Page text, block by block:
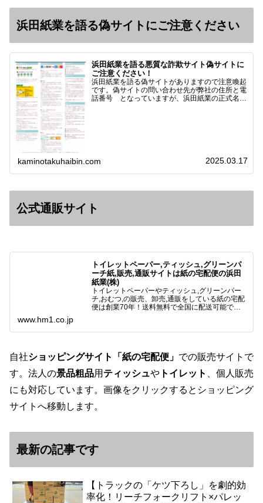
浜田紙業を語る偽サイトにご注意ください
浜田紙業を語る悪質な詐欺サイト偽サイトに
ご注意ください！
浜田紙業を語る偽サイトがありますので注意喚起
です。偽サイトの問い合わせ先が弊社の住所と電
話番号 となっていますが、浜田紙業の正式名称
kaminotakuhaibin.com 2025.03.17
公式通販サイト
トイレットペーパー,ティッシュ,グリーンパ
ーチ紙,販売,通販サイトは紙の宅配便の浜田
紙業(株)
トイレットペーパーやティッシュ,グリーンパー
チ,おむつ,の販売、卸売,通販をしている紙の宅配
便は創業70年！送料無料で全国に配送可能で
様と歩んでまいりま…
www.hm1.co.jp
自社ショッピングサイト「紙の宅配便」 での販売サイトで
す。法人の景品粗品用 ティッシュや トイレット
、個人販売
にも対応しています。画像をクリックするとショッピング
サイトへ移動します。
最新の記事です
【トラックの「ケツ下ろし」を劇的効
率化！リーチフォークリフト×パレッ